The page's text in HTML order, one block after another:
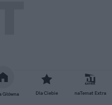
Główna Dla Ciebie naTemat Extra